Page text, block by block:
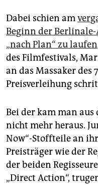
Dabei schien am
Beginn der Berlinale-
„nach Plan“ zu laufen
des Filmfestivals,
an das Massaker des
Preisverleihung
Bei der kam man
nicht mehr heraus.
Now“-Stoffteile an
Preisträger wie der
der beiden
„Direct Action“,